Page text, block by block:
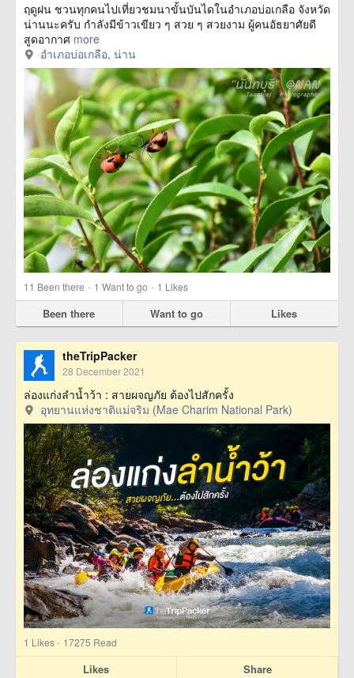
ฤดูฝน ชวนทุกคนไปเที่ยวชมนาขั้นบันไดในอำเภอบ่อเกลือ จังหวัด
น่านนะครับ กำลังมีข้าวเขียว ๆ สวย ๆ สวยงาม ผู้คนอัธยาศัยดี
สูดอากาศ more
อำเภอบ่อเกลือ, น่าน
11 Been there · 1 Want to go · 1 Likes
Been there Want to go Likes
theTripPacker
28 December 2021
ล่องแก่งลำน้ำว้า : สายผจญภัย ต้องไปสักครั้ง
อุทยานแห่งชาติแม่จริม (Mae Charim National Park)
1 Likes · 17275 Read
Likes Share